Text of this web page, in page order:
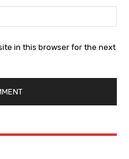
in this browser for the next